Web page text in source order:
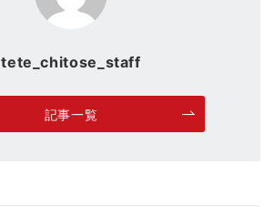
tete_chitose_staff
記事一覧